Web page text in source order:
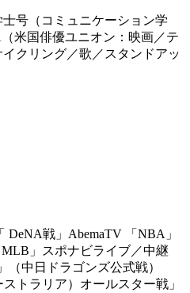
号（コミュニケーション学
米国俳優ユニオン：映画／テ
クリング／歌／スタンドアッ
戦」AbemaTV 「NBA」
」スポナビライブ／中継
中日ドラゴンズ公式戦）
トラリア）オールスター戦」